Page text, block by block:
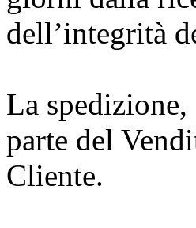
dell’integrità
La
parte del
Cliente.